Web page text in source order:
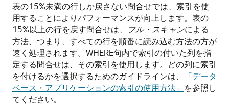
表の15%未満の行しか戻さない問合せでは、索引を使
用することによりパフォーマンスが向上します。表の
15%以上の行を戻す問合せは、
フル・スキャンによる
方法、つまり、すべての行を順番に読み込む方法の方が
速く処理されます。WHERE句内で索引の付いた列を指
定する問合せは、その索引を使用します。どの列に索引
を付けるかを選択するためのガイドラインは、
「データ
ベース・アプリケーションの索引の使用方法」 を参照し
てください。